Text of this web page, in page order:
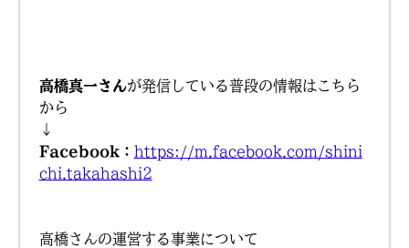
高橋真一さんが発信している普段の情報はこちら
から
↓
Facebook： https://m.facebook.com/shini
chi.takahashi2
高橋さんの運営する事業について